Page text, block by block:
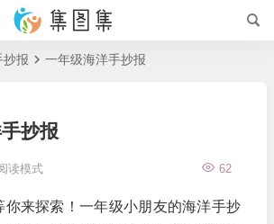
抄报 一年级海洋手抄报
抄报
62
读模式
你来探索！一年级小朋友的海洋手抄